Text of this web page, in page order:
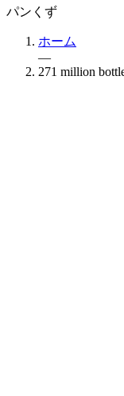
パンくず
ホーム
—
271 million